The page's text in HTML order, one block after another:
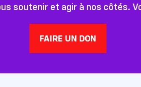
soutenir et agir à nos côtés.
FAIRE UN DON